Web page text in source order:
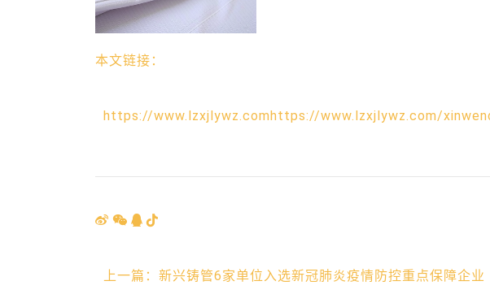
本文链接：
https://www.lzxjlywz.comhttps://www.lzxjlywz.com/
上一篇：新兴铸管6家单位入选新冠肺炎疫情防控重点保障企业